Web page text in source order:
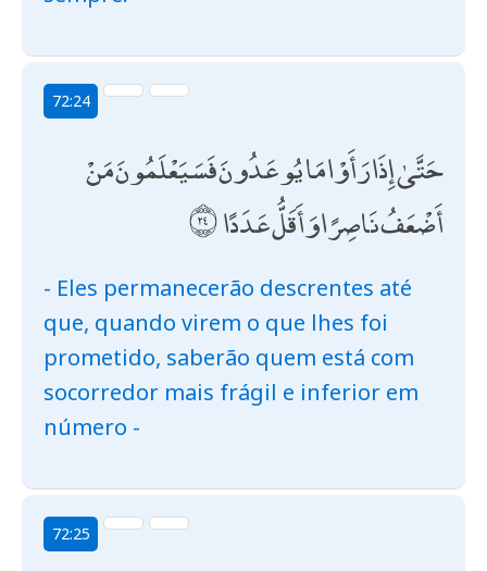
72:24
حَتَّىٰ إِذَا رَأَوْا مَا يُوعَدُونَ فَسَيَعْلَمُونَ مَنْ
أَضْعَفُ نَاصِرًا وَأَقَلُّ عَدَدًا
- Eles permanecerão descrentes até
que, quando virem o que lhes foi
prometido, saberão quem está com
socorredor mais frágil e inferior em
número -
72:25